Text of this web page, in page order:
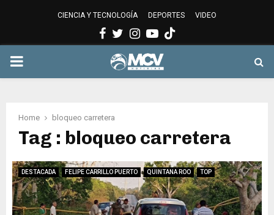
CIENCIA Y TECNOLOGÍA DEPORTES VIDEO
Facebook
Twitter
Instagram
Youtube
PRIMARY
Home bloqueo carretera
Tag : bloqueo carretera
DESTACADA FELIPE CARRILLO PUERTO QUINTANA ROO TOP